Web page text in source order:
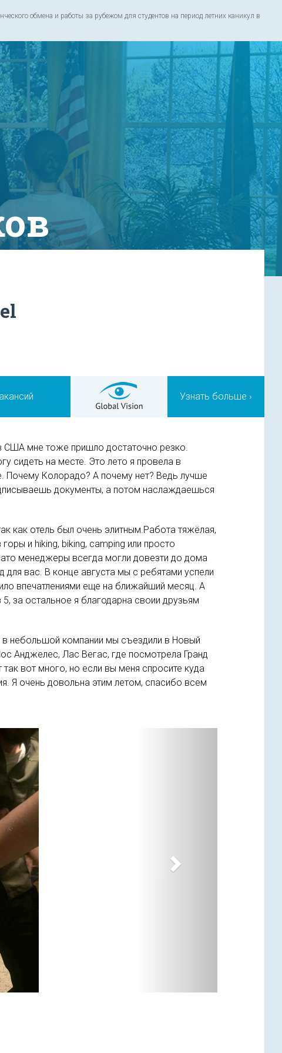
обмена и работы за рубежом для студентов на период летних каникул в
Узнать больше ›
США мне тоже пришло достаточно резко.
сидеть на месте. Это лето я провела в
Почему Колорадо? А почему нет? Ведь лучше
документы, а потом наслаждаешься
как отель был очень элитным.Работа тяжёлая,
и hiking, biking, camping или просто
менеджеры всегда могли довезти до дома
для вас. В конце августа мы с ребятами успели
впечатлениями еще на ближайший месяц. А
за остальное я благодарна своии друзьям
небольшой компании мы съездили в Новый
Анджелес, Лас Вегас, где посмотрела Гранд
вот много, но если вы меня спросите куда
Я очень довольна этим летом, спасибо всем